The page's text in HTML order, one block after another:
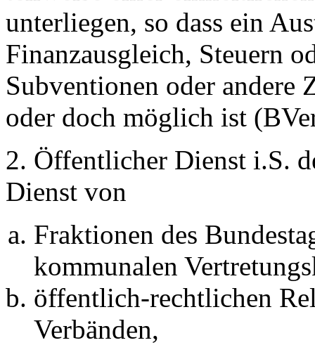
unterliegen, so dass ein
Finanzausgleich, Steuern
Subventionen oder andere
oder doch möglich ist
2. Öffentlicher Dienst i.S.
Dienst von
Fraktionen des
kommunalen
öffentlich-rechtlichen
Verbänden,